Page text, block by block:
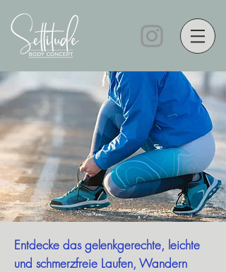
Entdecke das gelenkgerechte, leichte
und schmerzfreie Laufen, Wandern